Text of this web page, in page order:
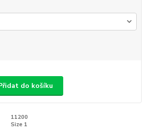
do košíku
11200
Size 1